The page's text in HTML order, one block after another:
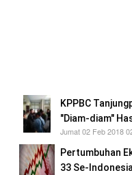
KPPBC
"Diam-diam"
Jumat 02 Feb 2018
Pertumbuhan
33 Se-Indonesia